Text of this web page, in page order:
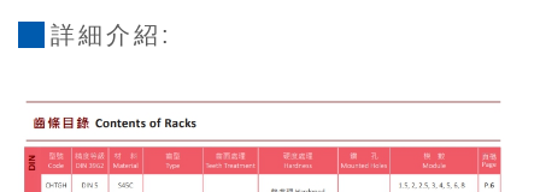
詳細介紹: